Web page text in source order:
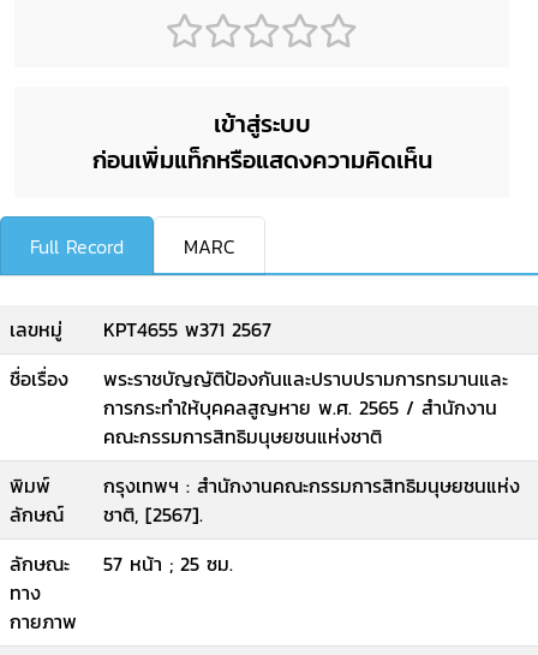
เข้าสู่ระบบ
ก่อนเพิ่มแท็กหรือแสดงความคิดเห็น
Full Record MARC
เลขหมู่
KPT4655 พ371 2567
ชื่อเรื่อง
พระราชบัญญัติป้องกันและปราบปรามการทรมานและ
การกระทำให้บุคคลสูญหาย พ.ศ. 2565 / สำนักงาน
คณะกรรมการสิทธิมนุษยชนแห่งชาติ
พิมพ์
ลักษณ์
กรุงเทพฯ : สำนักงานคณะกรรมการสิทธิมนุษยชนแห่ง
ชาติ, [2567].
ลักษณะ
ทาง
กายภาพ
57 หน้า ; 25 ซม.